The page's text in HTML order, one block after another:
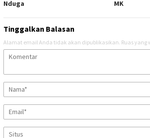
Nduga MK
Tinggalkan Balasan
Alamat email Anda tidak akan dipublikasikan. Ruas